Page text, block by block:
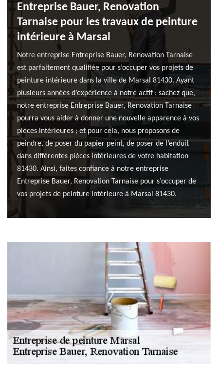
Entreprise Bauer, Renovation
Tarnaise pour les travaux de peinture
intérieure à Marsal
Notre entreprise Entreprise Bauer, Renovation Tarnaise
est parfaitement qualifiée pour s’occuper vos projets de
peinture intérieure dans la ville de Marsal 81430. Ayant
plusieurs années d’expérience à notre actif ; sachez que,
notre entreprise Entreprise Bauer, Renovation Tarnaise
pourra vous aider à donner une nouvelle apparence à vos
pièces intérieures ; et pour cela, nous proposons de
peindre, de poser du papier peint, de poser de l’enduit
dans différentes pièces intérieures de votre habitation
81430. Ainsi, faites confiance à notre entreprise
Entreprise Bauer, Renovation Tarnaise pour s’occuper de
vos projets de peinture intérieure à Marsal 81430.